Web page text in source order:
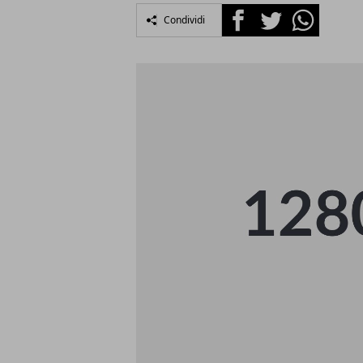
Condividi FacebookTwitterWhatsapp